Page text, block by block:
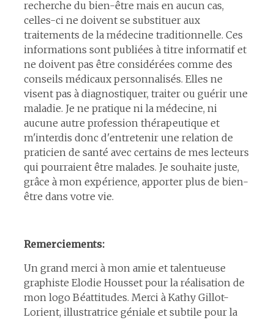
recherche du bien-être mais en aucun cas,
celles-ci ne doivent se substituer aux
traitements de la médecine traditionnelle. Ces
informations sont publiées à titre informatif et
ne doivent pas être considérées comme des
conseils médicaux personnalisés. Elles ne
visent pas à diagnostiquer, traiter ou guérir une
maladie. Je ne pratique ni la médecine, ni
aucune autre profession thérapeutique et
m'interdis donc d'entretenir une relation de
praticien de santé avec certains de mes lecteurs
qui pourraient être malades. Je souhaite juste,
grâce à mon expérience, apporter plus de bien-
être dans votre vie.
Remerciements:
Un grand merci à mon amie et talentueuse
graphiste Elodie Housset pour la réalisation de
mon logo Béattitudes. Merci à Kathy Gillot-
Lorient, illustratrice géniale et subtile pour la